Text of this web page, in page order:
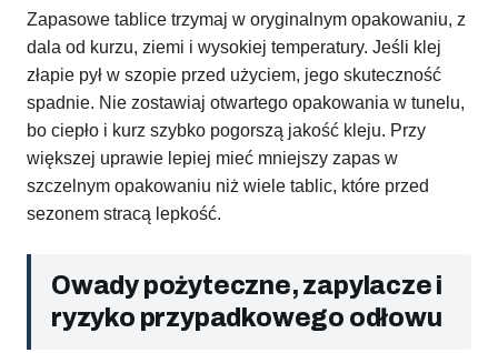
Zapasowe tablice trzymaj w oryginalnym opakowaniu, z
dala od kurzu, ziemi i wysokiej temperatury. Jeśli klej
złapie pył w szopie przed użyciem, jego skuteczność
spadnie. Nie zostawiaj otwartego opakowania w tunelu,
bo ciepło i kurz szybko pogorszą jakość kleju. Przy
większej uprawie lepiej mieć mniejszy zapas w
szczelnym opakowaniu niż wiele tablic, które przed
sezonem stracą lepkość.
Owady pożyteczne, zapylacze i
ryzyko przypadkowego odłowu